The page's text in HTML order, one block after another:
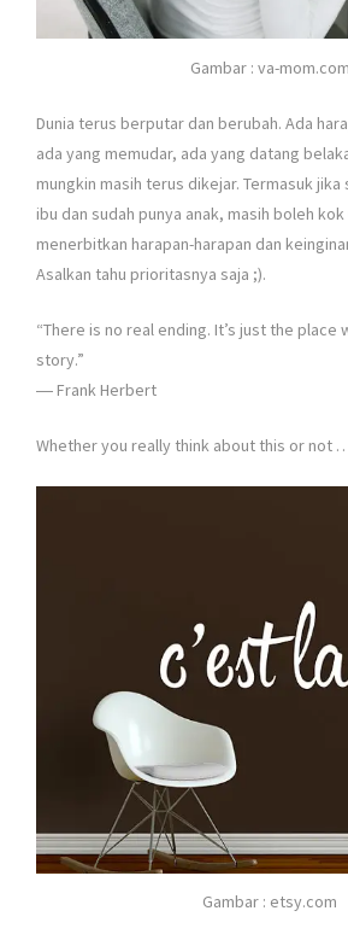
Gambar : va-mom.com
Dunia terus berputar dan berubah. Ada
ada yang memudar, ada yang datang
mungkin masih terus dikejar. Termasuk
ibu dan sudah punya anak, masih boleh
menerbitkan harapan-harapan dan
Asalkan tahu prioritasnya saja ;).
“There is no real ending. It’s just the
story.”
― Frank Herbert
Whether you really think about this or not …
Gambar : etsy.com